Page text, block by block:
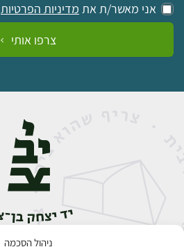
ניהול הסכמה
אני מאשר/ת את מדיניות הפרטיות
צרפו אותי